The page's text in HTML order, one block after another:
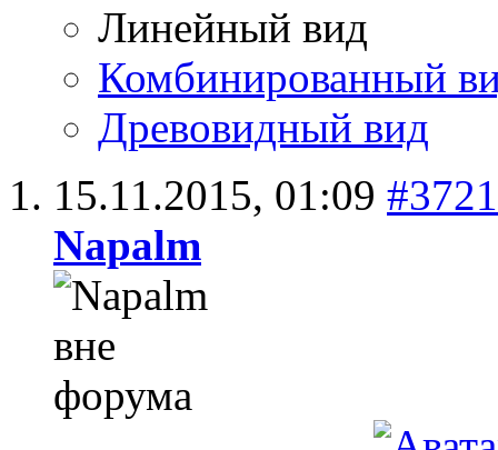
Линейный вид
Комбинированный
Древовидный вид
15.11.2015, 01:09 #3721
Napalm